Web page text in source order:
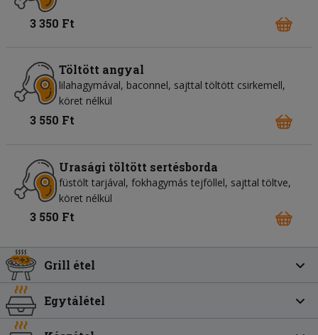
3 350 Ft
Töltött angyal
lilahagymával, baconnel, sajttal töltött csirkemell,
köret nélkül
3 550 Ft
Urasági töltött sertésborda
füstölt tarjával, fokhagymás tejföllel, sajttal töltve,
köret nélkül
3 550 Ft
Grill étel
Egytálétel